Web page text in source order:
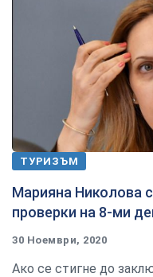
ТУРИЗЪМ
Марияна Николова
проверки на 8-ми
30 Ноември, 2020
Ако се стигне до